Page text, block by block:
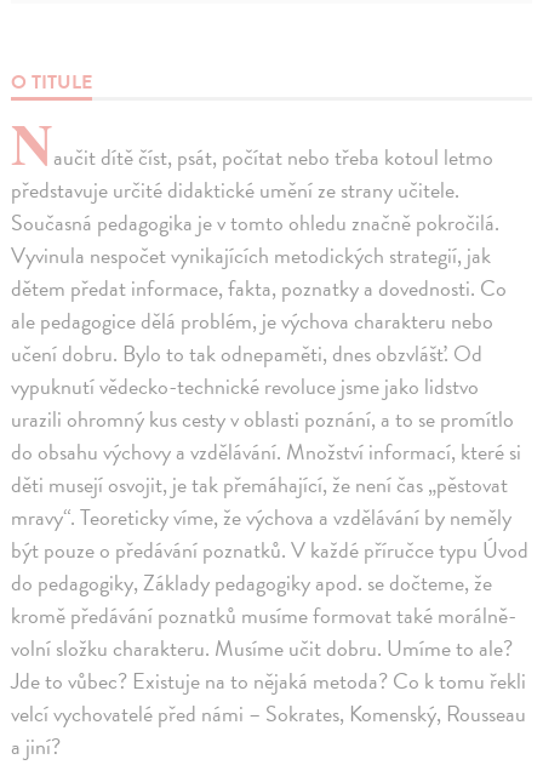
O TITULE
Naučit dítě číst, psát, počítat nebo třeba kotoul letmo
představuje určité didaktické umění ze strany učitele.
Současná pedagogika je v tomto ohledu značně pokročilá.
Vyvinula nespočet vynikajících metodických strategií, jak
dětem předat informace, fakta, poznatky a dovednosti. Co
ale pedagogice dělá problém, je výchova charakteru nebo
učení dobru. Bylo to tak odnepaměti, dnes obzvlášť. Od
vypuknutí vědecko-technické revoluce jsme jako lidstvo
urazili ohromný kus cesty v oblasti poznání, a to se promítlo
do obsahu výchovy a vzdělávání. Množství informací, které si
děti musejí osvojit, je tak přemáhající, že není čas „pěstovat
mravy“. Teoreticky víme, že výchova a vzdělávání by neměly
být pouze o předávání poznatků. V každé příručce typu Úvod
do pedagogiky, Základy pedagogiky apod. se dočteme, že
kromě předávání poznatků musíme formovat také morálně-
volní složku charakteru. Musíme učit dobru. Umíme to ale?
Jde to vůbec? Existuje na to nějaká metoda? Co k tomu řekli
velcí vychovatelé před námi – Sokrates, Komenský, Rousseau
a jiní?